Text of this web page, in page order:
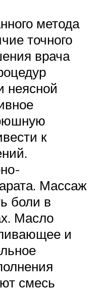
метода
точного
врача
неясной
к
Массаж
боли в
Масло
и
смесь